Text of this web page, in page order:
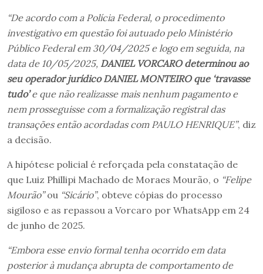
“De acordo com a Polícia Federal, o procedimento
investigativo em questão foi autuado pelo Ministério
Público Federal em 30/04/2025 e logo em seguida, na
data de 10/05/2025, DANIEL VORCARO determinou ao
seu operador jurídico DANIEL MONTEIRO que ‘travasse
tudo’e que não realizasse mais nenhum pagamento e
nem prosseguisse com a formalização registral das
transações então acordadas com PAULO HENRIQUE”, diz
a decisão.
A hipótese policial é reforçada pela constatação de
que Luiz Phillipi Machado de Moraes Mourão, o “Felipe
Mourão”ou “Sicário”, obteve cópias do processo
sigiloso e as repassou a Vorcaro por WhatsApp em 24
de junho de 2025.
“Embora esse envio formal tenha ocorrido em data
posterior à mudança abrupta de comportamento de